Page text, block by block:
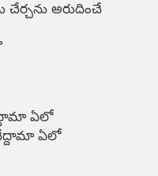
అరుదించే
ఏలో
ఏలో